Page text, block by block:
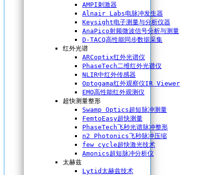
AMPI刺激器
Alnair Labs电脉冲发生器
Keysight电子测量与分析仪器
AnaPico射频微波信号分析与测量
D-TACQ高性能同步数据采集
红外光谱
ARCoptix红外光谱仪
PhaseTech二维红外光谱仪
NLIR中红外传感器
Optogama红外观察仪IR Viewer
EMO高性能红外观测仪
超快测量整形
Swamp Optics超短脉冲测量
FemtoEasy超快测量
PhaseTech飞秒光谱脉冲整形
n2 Photonics飞秒脉冲压缩
few cycle超快激光技术
Amonics超短脉冲分析仪
太赫兹
Lytid太赫兹技术